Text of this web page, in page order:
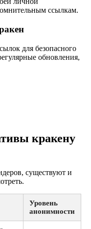
ссылкам.
для безопасного
обновления,
кракену
существуют и
Уровень
анонимности